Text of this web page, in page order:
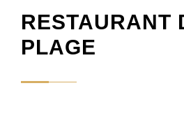
RESTAURANT
PLAGE